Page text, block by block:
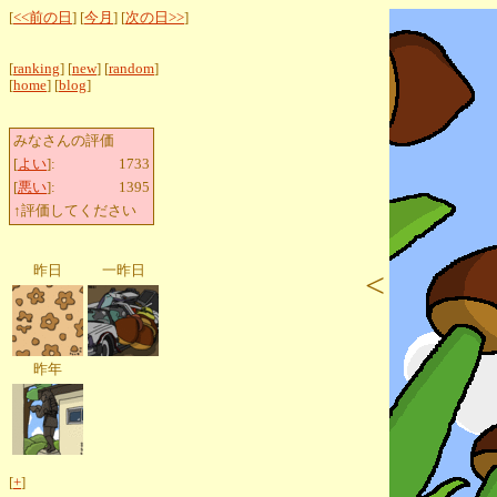
[<<前の日 ] [今月 ] [次の日>>]
[ranking] [new] [random]
[home] [blog]
みなさんの評価
[よい]:
1733
[悪い]:
1395
↑評価してください
昨日 一昨日
昨年
[+]
<